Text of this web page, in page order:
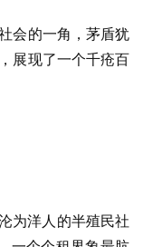
会的一角，茅盾犹
展现了一个千疮百
为洋人的半殖民社